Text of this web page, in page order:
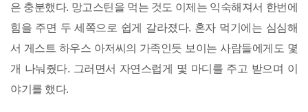
은 충분했다. 망고스틴을 먹는 것도 이제는 익숙해져서 한번에
힘을 주면 두 세쪽으로 쉽게 갈라졌다. 혼자 먹기에는 심심해
서 게스트 하우스 아저씨의 가족인듯 보이는 사람들에게도 몇
개 나눠줬다. 그러면서 자연스럽게 몇 마디를 주고 받으며 이
야기를 했다.